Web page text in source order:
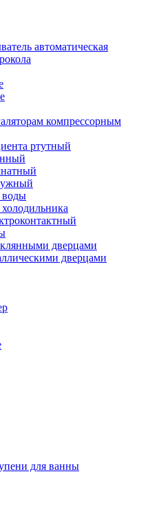
автоматическая
компрессорным
ртутный
воды
дверцами
дверцами
для ванны